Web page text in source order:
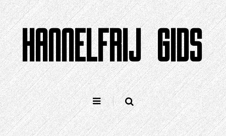
Gean
nei
ynhâld HANNELFRIJ GIDS